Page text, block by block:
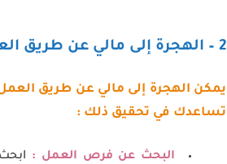
2 – الهجرة إلى مالي عن طريق العمل
يمكن الهجرة إلى مالي عن طريق
تساعدك في تحقيق ذلك :
البحث عن فرص العمل :